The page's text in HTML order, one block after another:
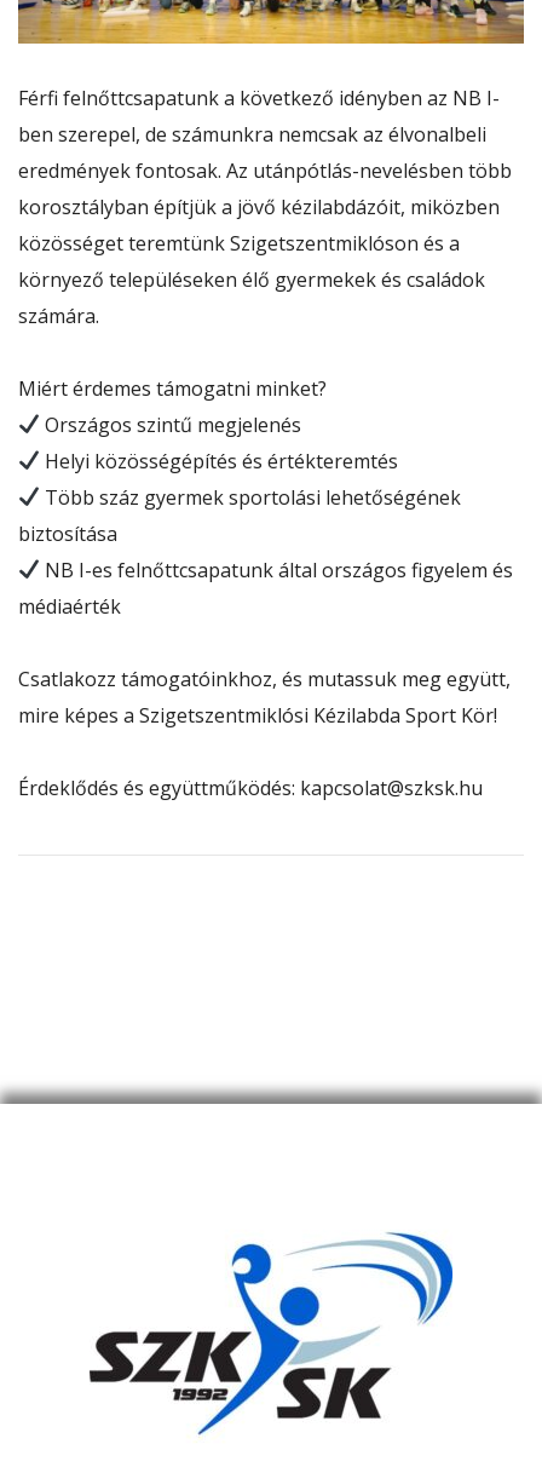
Férfi felnőttcsapatunk a következő idényben az NB I-
ben szerepel, de számunkra nemcsak az élvonalbeli
eredmények fontosak. Az utánpótlás-nevelésben több
korosztályban építjük a jövő kézilabdázóit, miközben
közösséget teremtünk Szigetszentmiklóson és a
környező településeken élő gyermekek és családok
számára.
Miért érdemes támogatni minket?
Országos szintű megjelenés
Helyi közösségépítés és értékteremtés
Több száz gyermek sportolási lehetőségének
biztosítása
NB I-es felnőttcsapatunk által országos figyelem és
médiaérték
Csatlakozz támogatóinkhoz, és mutassuk meg együtt,
mire képes a Szigetszentmiklósi Kézilabda Sport Kör!
Érdeklődés és együttműködés: kapcsolat@szksk.hu